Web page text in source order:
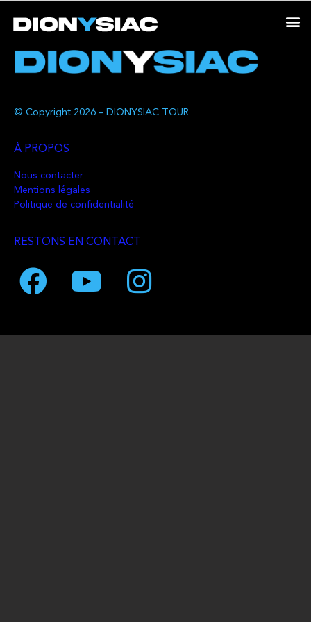
© Copyright 2026 – DIONYSIAC TOUR
À PROPOS
Nous contacter
Mentions légales
Politique de confidentialité
RESTONS EN CONTACT